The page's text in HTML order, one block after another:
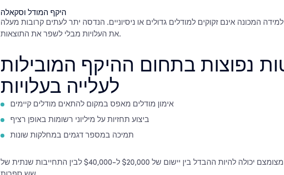
היקף המודל וסקאלה
המכונה אינם זקוקים למודלים גדולים או ניסיוניים. הנדסה יתר לעתים קרובות מעלה
את העלויות מבלי לשפר את התוצאות.
נפוצות בתחום ההיקף המובילות
לעלייה בעלויות
אימון מודלים מאפס במקום להתאים מודלים קיימים
ביצוע תחזיות על מיליוני רשומות באופן רציף
תמיכה במספר דגמים במחלקות שונות
שמירה על היקף מצומצם יכולה להיות ההבדל בין יישום של $20,000 ל-$40,000 לבין התחייבות שנתית של